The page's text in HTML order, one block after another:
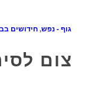
גוף - נפש,חידושים
צום